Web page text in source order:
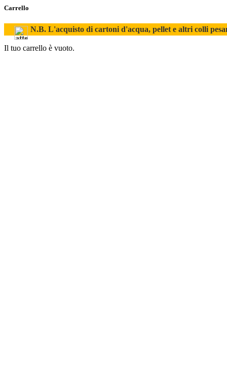
Carrello
N.B. L'acquisto di cartoni d'acqua, pellet e altri colli
Il tuo carrello è vuoto.